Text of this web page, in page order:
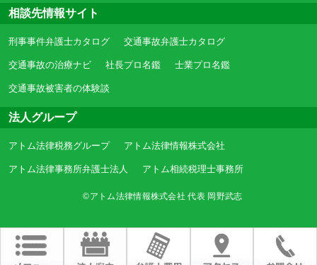
相談先情報サイト
刑事事件弁護士カタログ 交通事故弁護士カタログ
交通事故の治療ナビ 社長プロ名鑑 士業プロ名鑑
交通事故被害者の体験談
法人グループ
アトム法律税務グループ アトム法律情報株式会社
アトム法律事務所弁護士法人 アトム相続税理士事務所
©アトム法律情報株式会社 代表 岡野武志